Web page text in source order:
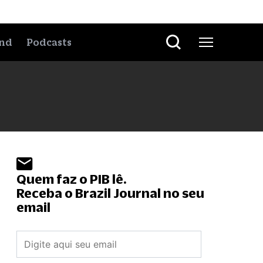
Podcasts
Quem faz o PIB lê.
Receba o Brazil Journal no seu
email